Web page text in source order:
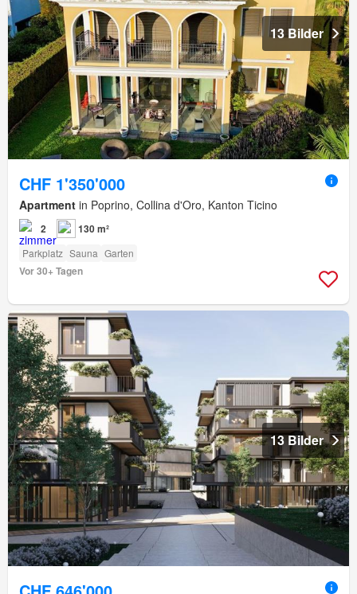
13 Bilder
CHF 1'350'000
Apartment in Poprino, Collina d'Oro, Kanton Ticino
2 130 m²
Parkplatz Sauna Garten
Vor 30+ Tagen
13 Bilder